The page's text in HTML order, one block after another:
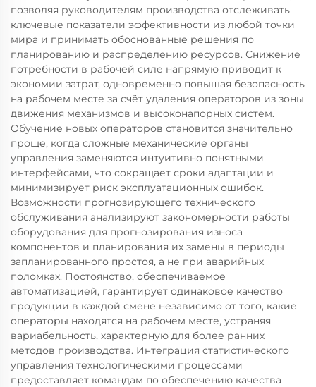
позволяя руководителям производства отслеживать
ключевые показатели эффективности из любой точки
мира и принимать обоснованные решения по
планированию и распределению ресурсов. Снижение
потребности в рабочей силе напрямую приводит к
экономии затрат, одновременно повышая безопасность
на рабочем месте за счёт удаления операторов из зоны
движения механизмов и высоконапорных систем.
Обучение новых операторов становится значительно
проще, когда сложные механические органы
управления заменяются интуитивно понятными
интерфейсами, что сокращает сроки адаптации и
минимизирует риск эксплуатационных ошибок.
Возможности прогнозирующего технического
обслуживания анализируют закономерности работы
оборудования для прогнозирования износа
компонентов и планирования их замены в периоды
запланированного простоя, а не при аварийных
поломках. Постоянство, обеспечиваемое
автоматизацией, гарантирует одинаковое качество
продукции в каждой смене независимо от того, какие
операторы находятся на рабочем месте, устраняя
вариабельность, характерную для более ранних
методов производства. Интеграция статистического
управления технологическими процессами
предоставляет командам по обеспечению качества